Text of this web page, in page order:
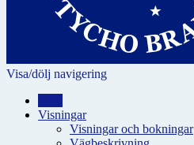
Visa/dölj navigering
Visningar
Visningar och bokningar